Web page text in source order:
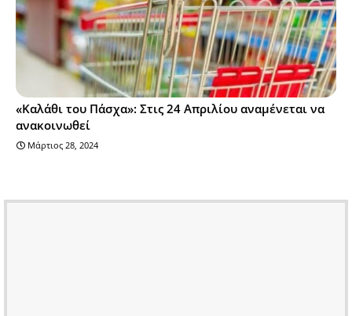
«Καλάθι του Πάσχα»: Στις 24 Απριλίου αναμένεται να
ανακοινωθεί
Μάρτιος 28, 2024